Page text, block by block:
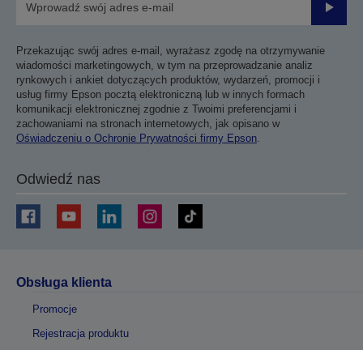
Przekazując swój adres e-mail, wyrażasz zgodę na otrzymywanie
wiadomości marketingowych, w tym na przeprowadzanie analiz
rynkowych i ankiet dotyczących produktów, wydarzeń, promocji i
usług firmy Epson pocztą elektroniczną lub w innych formach
komunikacji elektronicznej zgodnie z Twoimi preferencjami i
zachowaniami na stronach internetowych, jak opisano w
Oświadczeniu o Ochronie Prywatności firmy Epson
Odwiedź nas
Obsługa klienta
Promocje
Rejestracja produktu